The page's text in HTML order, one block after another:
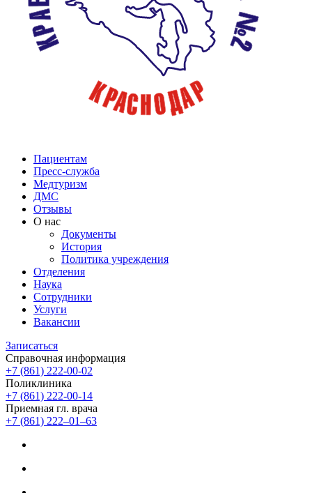
Пациентам
Пресс-служба
Медтуризм
ДМС
Отзывы
О нас
Документы
История
Политика учреждения
Отделения
Наука
Сотрудники
Услуги
Вакансии
Записаться
Справочная информация
+7 (861) 222-00-02
Поликлиника
+7 (861) 222-00-14
Приемная гл. врача
+7 (861) 222‒01‒63